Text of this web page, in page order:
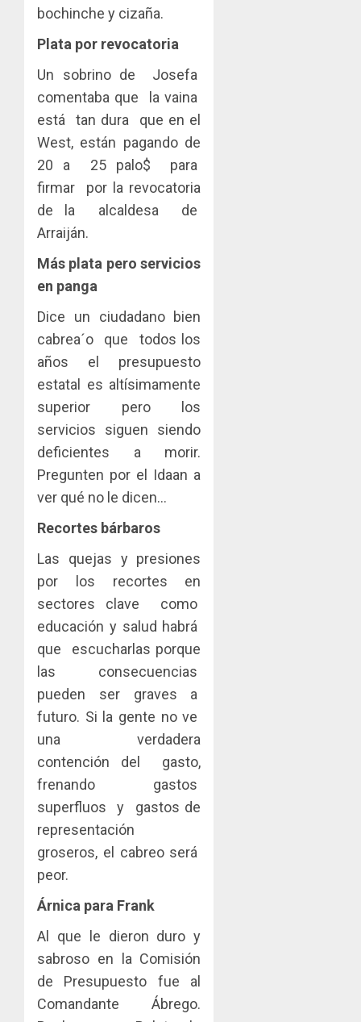
bochinche y cizaña.
Plata por revocatoria
Un sobrino de Josefa
comentaba que la vaina
está tan dura que en el
West, están pagando de
20 a 25 palo$ para
firmar por la revocatoria
de la alcaldesa de
Arraiján.
Más plata pero servicios
en panga
Dice un ciudadano bien
cabrea´o que todos los
años el presupuesto
estatal es altísimamente
superior pero los
servicios siguen siendo
deficientes a morir.
Pregunten por el Idaan a
ver qué no le dicen…
Recortes bárbaros
Las quejas y presiones
por los recortes en
sectores clave como
educación y salud habrá
que escucharlas porque
las consecuencias
pueden ser graves a
futuro. Si la gente no ve
una verdadera
contención del gasto,
frenando gastos
superfluos y gastos de
representación
groseros, el cabreo será
peor.
Árnica para Frank
Al que le dieron duro y
sabroso en la Comisión
de Presupuesto fue al
Comandante Ábrego.